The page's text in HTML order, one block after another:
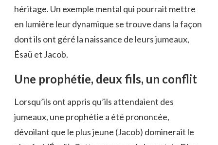
héritage. Un exemple mental qui pourrait mettre
en lumière leur dynamique se trouve dans la façon
dont ils ont géré la naissance de leurs jumeaux,
Ésaü et Jacob.
Une prophétie, deux fils, un conflit
Lorsqu’ils ont appris qu’ils attendaient des
jumeaux, une prophétie a été prononcée,
dévoilant que le plus jeune (Jacob) dominerait le